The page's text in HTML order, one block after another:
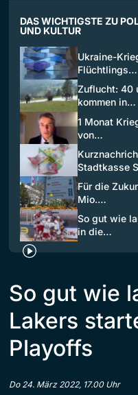
DAS WICHTIGSTE ZU
UND KULTUR
Ukraine-
Flüchtlings…
Zuflucht: 40
kommen in…
1 Monat
von…
Stadtkasse
Für die
Mio.…
So gut wie
in die…
So gut wie
Lakers
Playoffs
Do 24. März 2022, 17.00 Uhr